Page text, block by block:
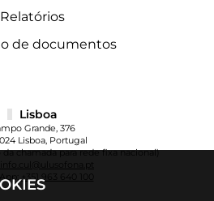
Relatórios
de documentos
Lisboa
Grande, 376
Lisboa, Portugal
chamada para rede fixa nacional)
info.cul@ulusofona.pt
+351 963 640 100